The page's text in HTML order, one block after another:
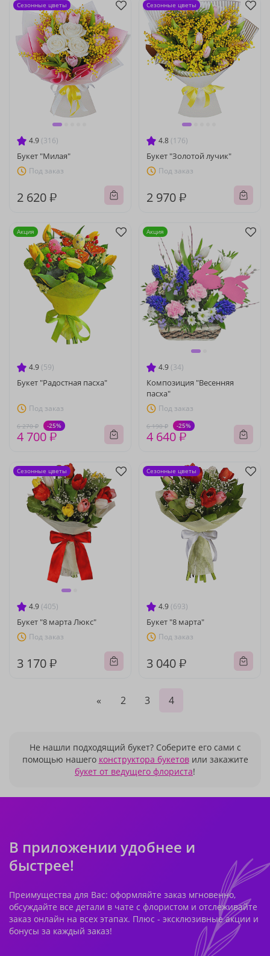
4.9 (316)
Букет "Милая"
Под заказ
2 620 ₽
Сезонные цветы
4.8 (176)
Букет "Золотой лучик"
Под заказ
2 970 ₽
Сезонные цветы
4.9 (59)
Букет "Радостная пасха"
Под заказ
6 270 ₽ -25%
4 700 ₽
Акция
4.9 (34)
Композиция "Весенняя
пасха"
Под заказ
6 190 ₽ -25%
4 640 ₽
Акция
4.9 (405)
Букет "8 марта Люкс"
Под заказ
3 170 ₽
Сезонные цветы
4.9 (693)
Букет "8 марта"
Под заказ
3 040 ₽
Сезонные цветы
« 2 3 4
Не нашли подходящий букет? Соберите его сами с
помощью нашего конструктора букетовили закажите
букет от ведущего флориста!
В приложении удобнее и
быстрее!
Преимущества для Вас: оформляйте заказ мгновенно,
обсуждайте все детали в чате с флористом и отслеживайте
заказ онлайн на всех этапах. Плюс - эксклюзивные акции и
бонусы за каждый заказ!